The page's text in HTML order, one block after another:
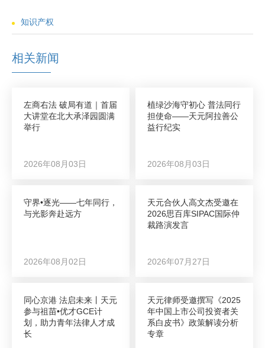
知识产权
相关新闻
左商右法 破局有道｜首届
大讲堂在北大承泽园圆满
举行
2026年08月03日
植绿沙海守初心 普法同行
担使命——天元阿拉善公
益行纪实
2026年08月03日
守界•逐光——七年同行，
与光影奔赴远方
2026年08月02日
天元合伙人高文杰受邀在
2026思百库SIPAC国际仲
裁路演发言
2026年07月27日
同心京港 法启未来丨天元
参与祖苗•优才GCE计
划，助力青年法律人才成
长
天元律师受邀撰写《2025
年中国上市公司投资者关
系白皮书》政策解读分析
专章